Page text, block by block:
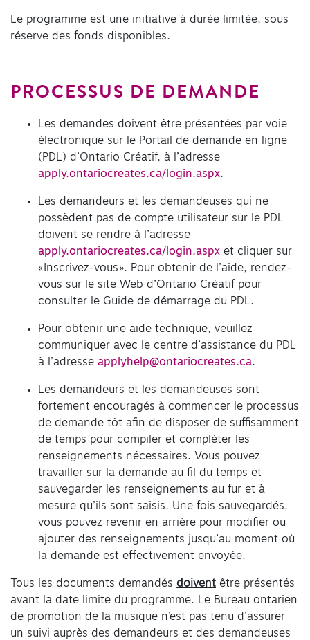
Le programme est une initiative à durée limitée, sous
réserve des fonds disponibles.
PROCESSUS DE DEMANDE
Les demandes doivent être présentées par voie
électronique sur le Portail de demande en ligne
(PDL) d’Ontario Créatif, à l’adresse
apply.ontariocreates.ca/login.aspx.
Les demandeurs et les demandeuses qui ne
possèdent pas de compte utilisateur sur le PDL
doivent se rendre à l’adresse
apply.ontariocreates.ca/login.aspx et cliquer sur
« Inscrivez-vous ». Pour obtenir de l’aide, rendez-
vous sur le site Web d’Ontario Créatif pour
consulter le Guide de démarrage du PDL.
Pour obtenir une aide technique, veuillez
communiquer avec le centre d’assistance du PDL
à l’adresse applyhelp@ontariocreates.ca.
Les demandeurs et les demandeuses sont
fortement encouragés à commencer le processus
de demande tôt afin de disposer de suffisamment
de temps pour compiler et compléter les
renseignements nécessaires. Vous pouvez
travailler sur la demande au fil du temps et
sauvegarder les renseignements au fur et à
mesure qu’ils sont saisis. Une fois sauvegardés,
vous pouvez revenir en arrière pour modifier ou
ajouter des renseignements jusqu’au moment où
la demande est effectivement envoyée.
Tous les documents demandés doivent être présentés
avant la date limite du programme. Le Bureau ontarien
de promotion de la musique n’est pas tenu d’assurer
un suivi auprès des demandeurs et des demandeuses